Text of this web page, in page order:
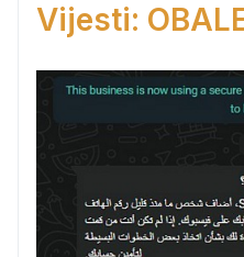
Vijesti: